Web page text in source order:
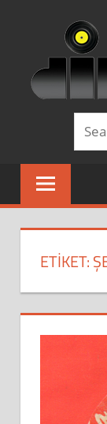
DİPSAHAF
ETIKET: